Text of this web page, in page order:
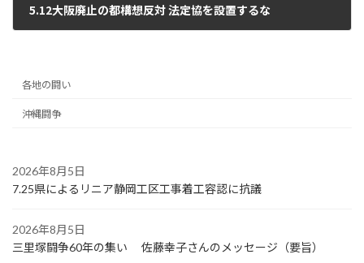
5.12大阪廃止の都構想反対 法定協を設置するな
各地の闘い
沖縄闘争
2026年8月5日
7.25県によるリニア静岡工区工事着工容認に抗議
2026年8月5日
三里塚闘争60年の集い 佐藤幸子さんのメッセージ（要旨）